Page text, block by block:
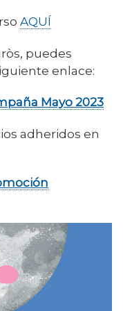
AQUÍ
puedes
enlace:
Mayo 2023
adheridos en